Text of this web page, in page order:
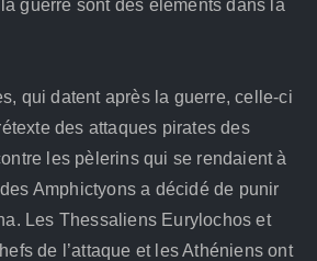
guerre sont des éléments dans la
qui datent après la guerre, celle-ci
des attaques pirates des
les pèlerins qui se rendaient à
Amphictyons a décidé de punir
Les Thessaliens Eurylochos et
de l’attaque et les Athéniens ont